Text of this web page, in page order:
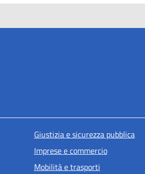
Giustizia e sicurezza pubblica
Imprese e commercio
Mobilità e trasporti